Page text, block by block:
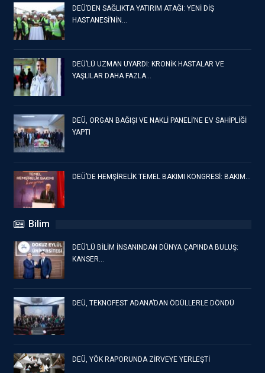
DEÜ’DEN SAĞLIKTA YATIRIM ATAĞI: YENİ DİŞ
HASTANESİ’NİN…
DEÜ’LÜ UZMAN UYARDI: KRONİK HASTALAR VE
YAŞLILAR DAHA FAZLA…
DEÜ, ORGAN BAĞIŞI VE NAKLİ PANELİ’NE EV SAHİPLİĞİ
YAPTI
DEÜ’DE HEMŞİRELİK TEMEL BAKIMI KONGRESİ: BAKIM…
Bilim
DEÜ’LÜ BİLİM İNSANINDAN DÜNYA ÇAPINDA BULUŞ:
KANSER…
DEÜ, TEKNOFEST ADANA’DAN ÖDÜLLERLE DÖNDÜ
DEÜ, YÖK RAPORUNDA ZİRVEYE YERLEŞTİ